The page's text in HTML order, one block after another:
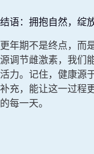
结语：拥抱自然，绽
更年期不是终点，而
源调节雌激素，我们
活力。记住，健康源
补充，能让这一过程
的每一天。